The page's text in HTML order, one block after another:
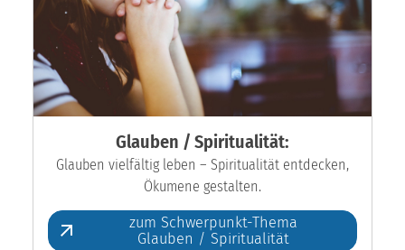
Glauben / Spiritualität:
Glauben vielfältig leben – Spiritualität entdecken,
Ökumene gestalten.
zum Schwerpunkt-Thema
Glauben / Spiritualität